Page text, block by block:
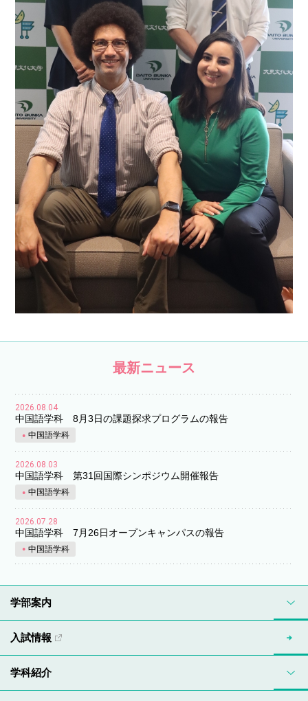
最新ニュース
2026.08.04
中国語学科 8月3日の課題探求プログラムの報告
中国語学科
2026.08.03
中国語学科 第31回国際シンポジウム開催報告
中国語学科
2026.07.28
中国語学科 7月26日オープンキャンパスの報告
中国語学科
学部案内
入試情報
学科紹介